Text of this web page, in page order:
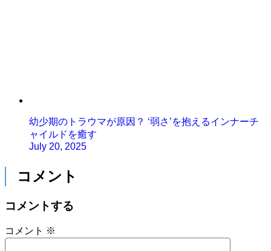
幼少期のトラウマが原因？ ‘弱さ’を抱えるインナーチ
ャイルドを癒す
July 20, 2025
コメント
コメントする
コメント ※